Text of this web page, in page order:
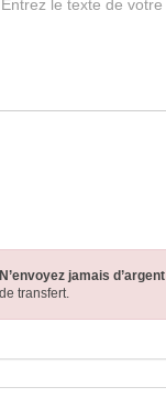
N’envoyez jamais d’argent
de transfert.